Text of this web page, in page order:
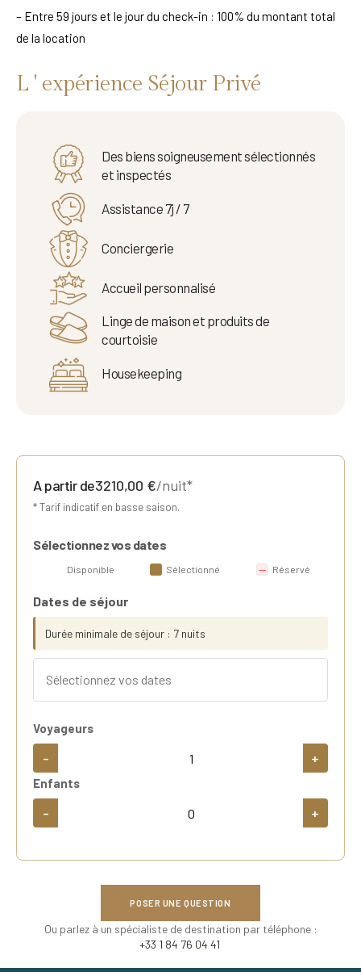
– Entre 59 jours et le jour du check-in : 100% du montant total
de la location
L ' expérience Séjour Privé
Des biens soigneusement sélectionnés
et inspectés
Assistance 7j / 7
Conciergerie
Accueil personnalisé
Linge de maison et produits de
courtoisie
Housekeeping
A partir de3210,00 €/nuit*
* Tarif indicatif en basse saison.
Sélectionnez vos dates
Disponible Sélectionné Réservé
Dates de séjour
Durée minimale de séjour : 7 nuits
Voyageurs
- +
Enfants
- +
POSER UNE QUESTION
Ou parlez à un spécialiste de destination par téléphone :
+33 1 84 76 04 41